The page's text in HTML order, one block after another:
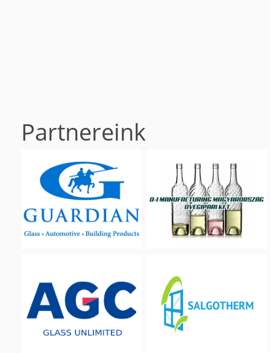
Partnereink